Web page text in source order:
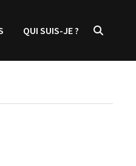
QUI SUIS-JE ?